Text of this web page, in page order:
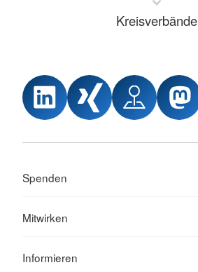
Kreisverbände
Spenden
Mitwirken
Informieren